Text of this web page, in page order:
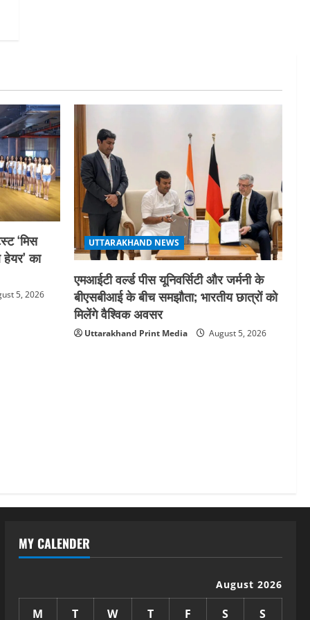
‘मिस
का
5, 2026
UTTARAKHAND NEWS
एमआईटी वर्ल्ड पीस यूनिवर्सिटी और जर्मनी के
बीएसबीआई के बीच समझौता; भारतीय छात्रों को
मिलेंगे वैश्विक अवसर
Uttarakhand Print Media August 5, 2026
MY CALENDER
August 2026
M T W T F S S